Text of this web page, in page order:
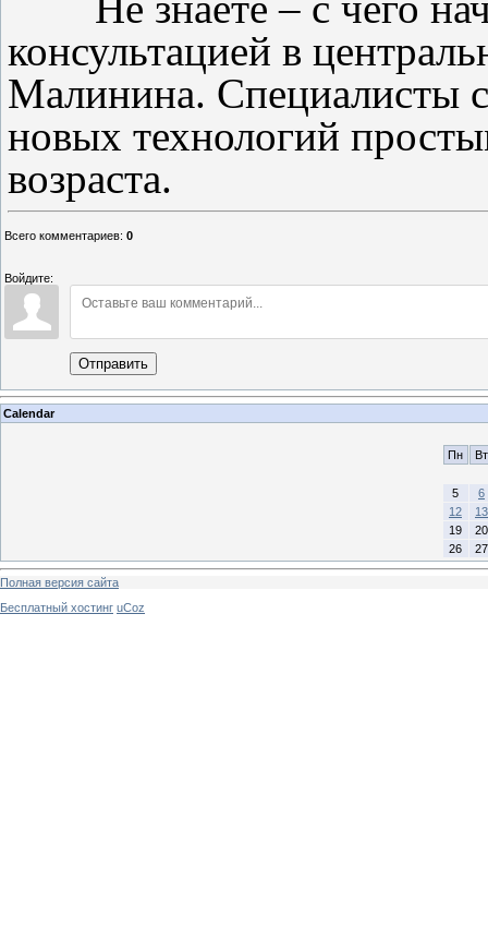
консультацией в
Малинина. Специалисты
новых технологий
возраста.
Всего комментариев: 0
Войдите:
Отправить
Calendar
Пн Вт
5
6
12
13
19
20
26
27
Полная версия сайта
Бесплатный хостинг uCoz